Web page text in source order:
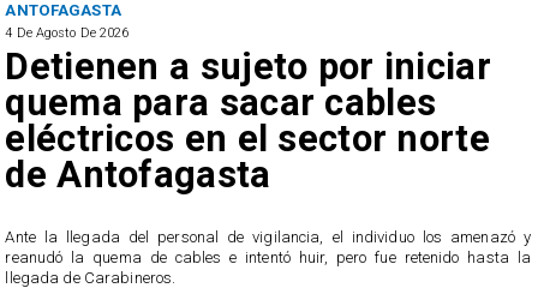
ANTOFAGASTA
4 De Agosto De 2026
Detienen a sujeto por iniciar
quema para sacar cables
eléctricos en el sector norte
de Antofagasta
Ante la llegada del personal de vigilancia, el individuo los amenazó y
reanudó la quema de cables e intentó huir, pero fue retenido hasta la
llegada de Carabineros.